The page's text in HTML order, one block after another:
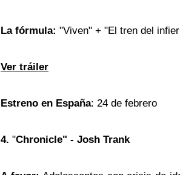
La fórmula: "Viven" + "El tren del
Ver tráiler
Estreno en España: 24 de febrero
4. "Chronicle" - Josh Trank